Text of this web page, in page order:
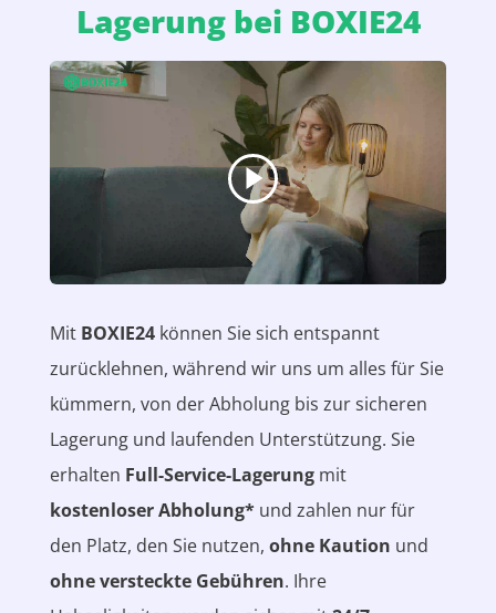
Lagerung bei BOXIE24
Mit BOXIE24können Sie sich entspannt
zurücklehnen, während wir uns um alles für Sie
kümmern, von der Abholung bis zur sicheren
Lagerung und laufenden Unterstützung. Sie
erhalten Full-Service-Lagerungmit
kostenloser Abholung*und zahlen nur für
den Platz, den Sie nutzen, ohne Kaution und
ohne versteckte Gebühren. Ihre